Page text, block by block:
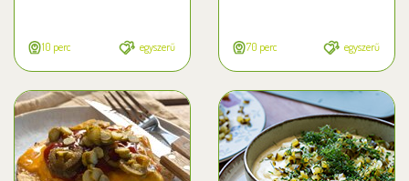
10 perc egyszerű 70 perc egyszerű